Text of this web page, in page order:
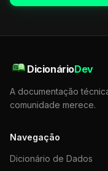
DicionárioDev
A documentação
comunidade merece.
Navegação
Dicionário de Dados